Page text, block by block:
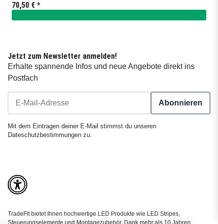
70,50 € *
Jetzt zum Newsletter anmelden!
Erhalte spannende Infos und neue Angebote direkt ins
Postfach
Abonnieren
Mit dem Eintragen deiner E-Mail stimmst du unseren
Dateschutzbestimmungen zu.
TradeFit bietet Ihnen hochwertige LED Produkte wie LED Stripes,